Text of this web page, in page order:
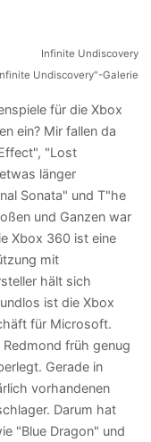
Undiscovery"-Galerie
für die Xbox
ein? Mir fallen da
"Lost
länger
Sonata" und T"he
und Ganzen war
Xbox 360 ist eine
mit
hält sich
ist die Xbox
für Microsoft.
früh genug
Gerade in
vorhandenen
Darum hat
"Blue Dragon" und